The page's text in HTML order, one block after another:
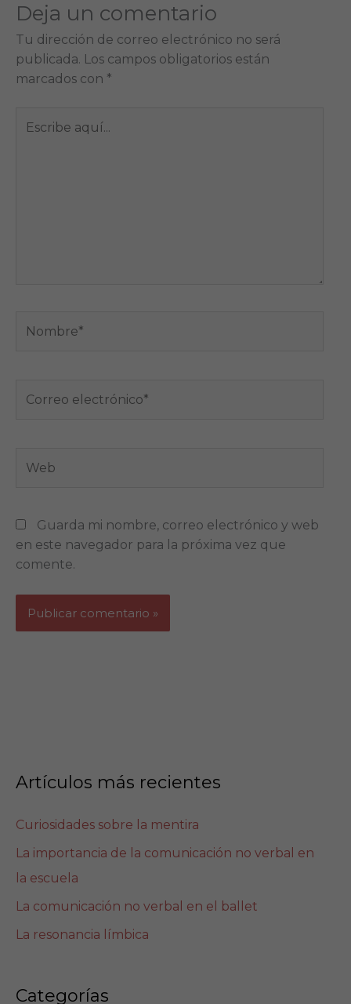
Deja un comentario
Tu dirección de correo electrónico no será
publicada. Los campos obligatorios están
marcados con *
aquí...
electrónico*
Guarda mi nombre, correo electrónico y web
en este navegador para la próxima vez que
comente.
Artículos más recientes
Curiosidades sobre la mentira
La importancia de la comunicación no verbal en
la escuela
La comunicación no verbal en el ballet
La resonancia límbica
Categorías